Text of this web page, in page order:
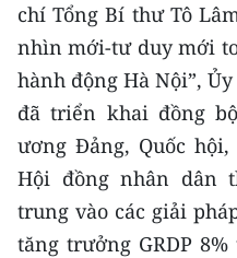
Đồng bằng sông Cửu
Chuyên trang Hà Nội
Chuyên trang TP. Hồ
CHUYÊN ĐỀ
CÁC CHUYÊN TRANG
chí Tổng Bí thư Tô
nhìn mới-tư duy mới
hành động Hà Nội”,
đã triển khai đồng
ương Đảng, Quốc
Hội đồng nhân dân
trung vào các giải
tăng trưởng GRDP